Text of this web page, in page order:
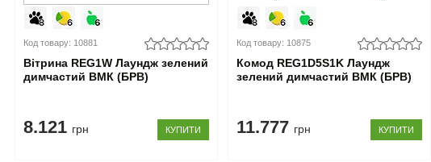
Код товару: 10881
Вітрина REG1W Лаундж зелений
димчастий ВМК (БРВ)
8.121 грн КУПИТИ
Код товару: 10875
Комод REG1D5S1K Лаундж
зелений димчастий ВМК (БРВ)
11.777 грн КУПИТИ